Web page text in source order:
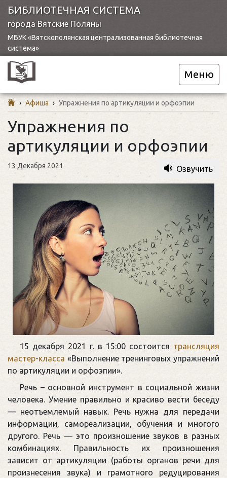
БИБЛИОТЕЧНАЯ СИСТЕМА
города Вятские Поляны
МБУК «Вятскополянская централизованная библиотечная
система»
Меню
› Афиша › Упражнения по артикуляции и орфоэпии
Упражнения по
артикуляции и орфоэпии
13 Декабря 2021 Озвучить
15 декабря 2021 г. в 15:00 состоится трансляция
мастер-класса «Выполнение тренинговых упражнений
по артикуляции и орфоэпии».
Речь – основной инструмент в социальной жизни
человека. Умение правильно и красиво вести беседу
— неотъемлемый навык. Речь нужна для передачи
информации, самореализации, обучения и многого
другого. Речь — это произношение звуков в разных
комбинациях. Правильность их произношения
зависит от артикуляции (работы органов речи для
произнесения звука) и грамотного редуцирования